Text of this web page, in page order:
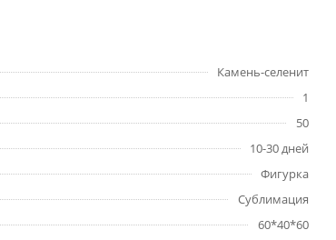
Камень-селенит
1
50
10-30 дней
Фигурка
Сублимация
60*40*60